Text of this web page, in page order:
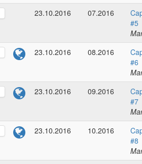
23.10.2016
07.2016
#5
23.10.2016
08.2016
#6
23.10.2016
09.2016
#7
23.10.2016
10.2016
#8